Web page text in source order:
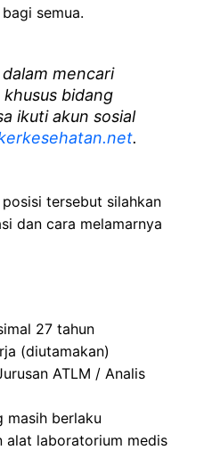
semua.
mencari
bidang
ikuti akun sosial
.
tersebut silahkan
dan cara melamarnya
27 tahun
(diutamakan)
ATLM / Analis
masih berlaku
alat laboratorium medis